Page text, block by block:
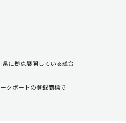
に拠点展開している総合
クポートの登録商標で